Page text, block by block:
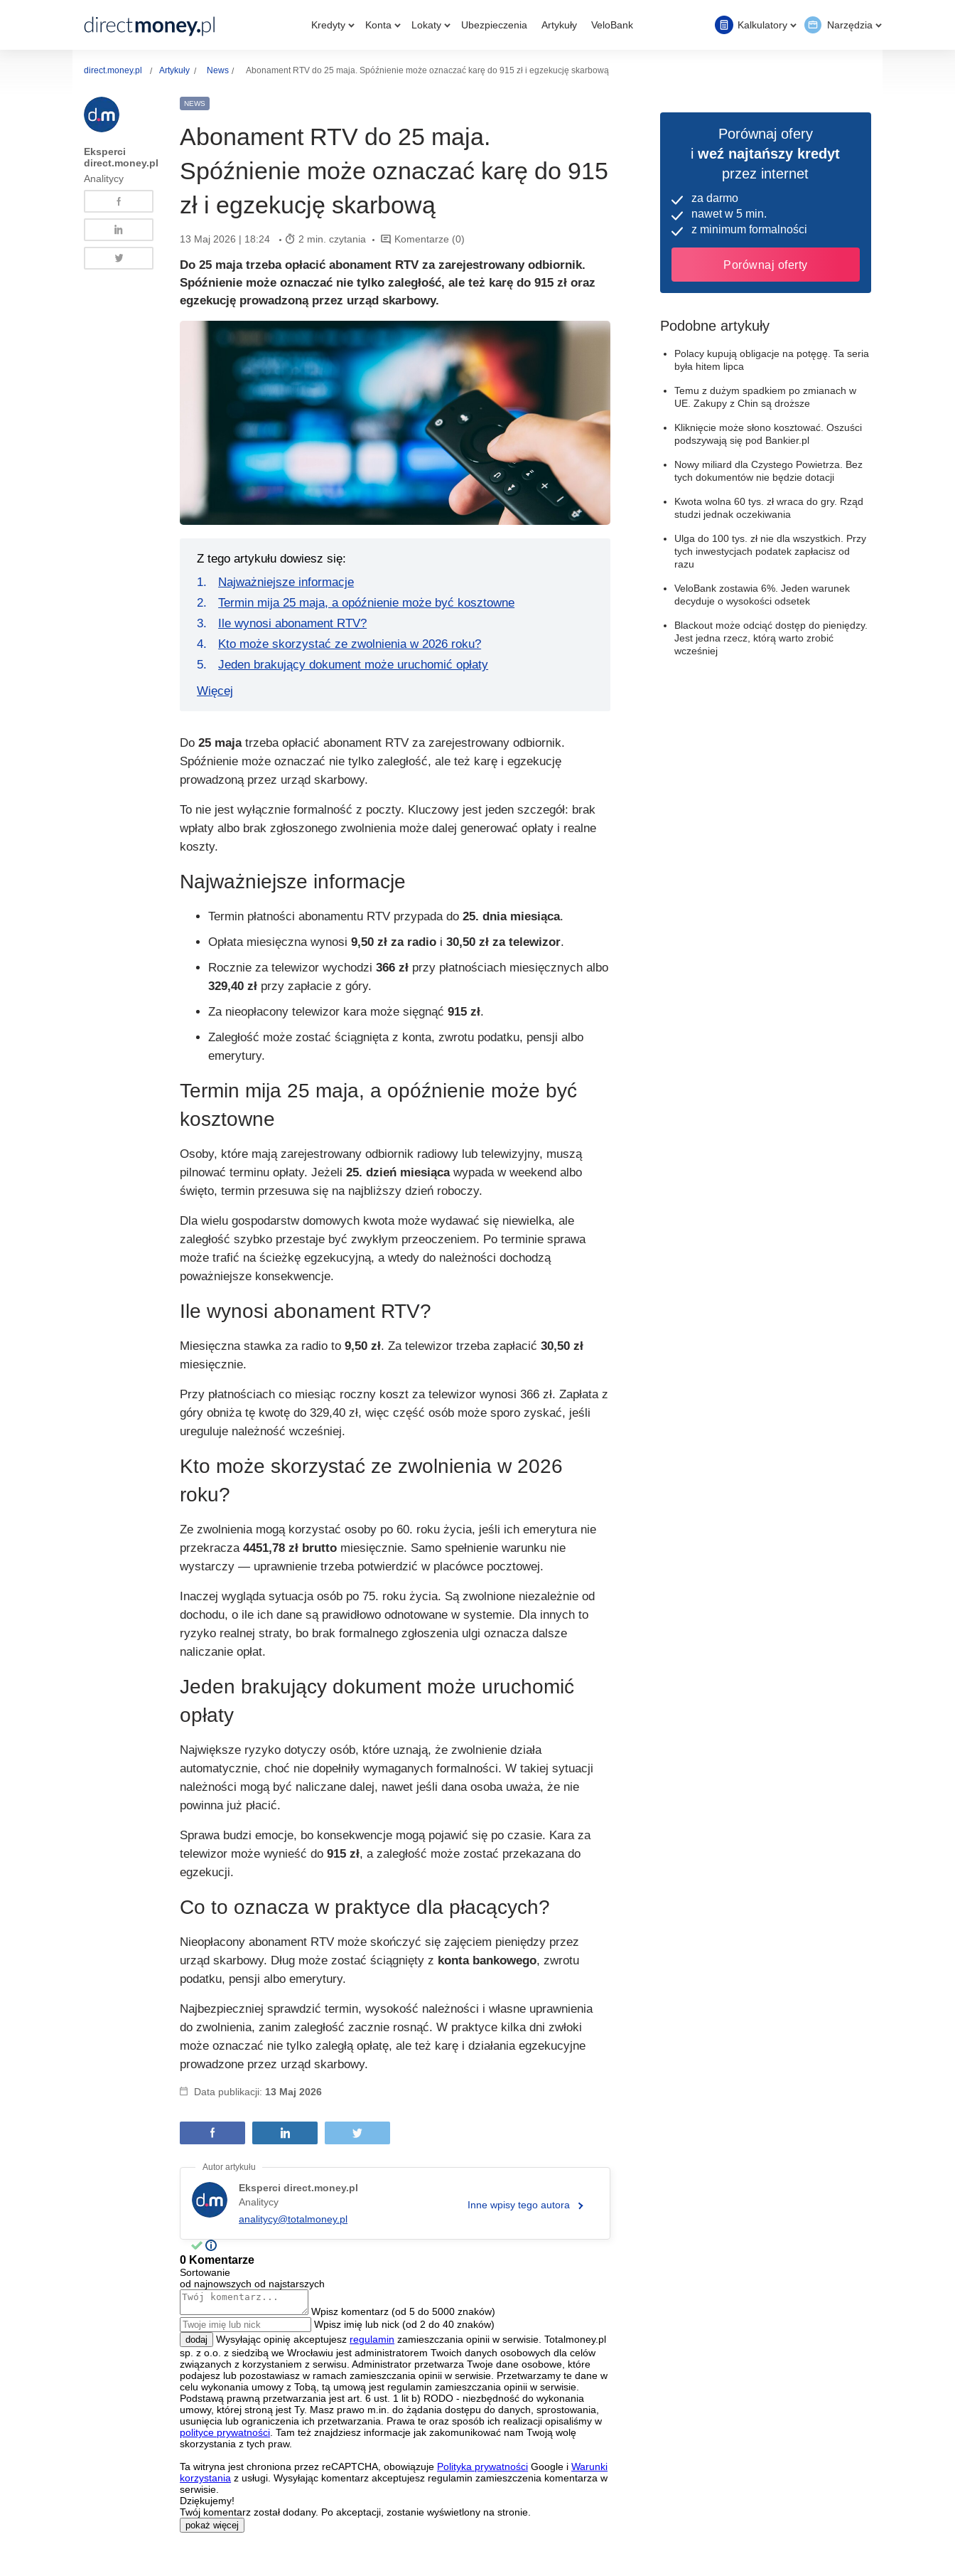
Kredyty Konta Lokaty Ubezpieczenia Artykuły VeloBank Kalkulatory Narzędzia
direct.money.pl Artykuły News Abonament RTV do 25 maja. Spóźnienie może oznaczać karę do 915 zł i egzekucję skarbową
Eksperci
direct.money.pl
Analitycy
NEWS
Abonament RTV do 25 maja.
Spóźnienie może oznaczać karę do 915
zł i egzekucję skarbową
13 Maj 2026 | 18:24 2 min. czytania Komentarze (0)
Do 25 maja trzeba opłacić abonament RTV za zarejestrowany odbiornik.
Spóźnienie może oznaczać nie tylko zaległość, ale też karę do 915 zł oraz
egzekucję prowadzoną przez urząd skarbowy.
Z tego artykułu dowiesz się:
Najważniejsze informacje
Termin mija 25 maja, a opóźnienie może być kosztowne
Ile wynosi abonament RTV?
Kto może skorzystać ze zwolnienia w 2026 roku?
Jeden brakujący dokument może uruchomić opłaty
Więcej
Do25 majatrzeba opłacić abonament RTV za zarejestrowany odbiornik.
Spóźnienie może oznaczać nie tylko zaległość, ale też karę i egzekucję
prowadzoną przez urząd skarbowy.
To nie jest wyłącznie formalność z poczty. Kluczowy jest jeden szczegół: brak
wpłaty albo brak zgłoszonego zwolnienia może dalej generować opłaty i realne
koszty.
Najważniejsze informacje
Termin płatności abonamentu RTV przypada do25. dnia miesiąca.
Opłata miesięczna wynosi9,50 zł za radio i30,50 zł za telewizor.
Rocznie za telewizor wychodzi366 zł przy płatnościach miesięcznych albo
329,40 zł przy zapłacie z góry.
Za nieopłacony telewizor kara może sięgnąć915 zł.
Zaległość może zostać ściągnięta z konta, zwrotu podatku, pensji albo
emerytury.
Termin mija 25 maja, a opóźnienie może być
kosztowne
Osoby, które mają zarejestrowany odbiornik radiowy lub telewizyjny, muszą
pilnować terminu opłaty. Jeżeli25. dzień miesiącawypada w weekend albo
święto, termin przesuwa się na najbliższy dzień roboczy.
Dla wielu gospodarstw domowych kwota może wydawać się niewielka, ale
zaległość szybko przestaje być zwykłym przeoczeniem. Po terminie sprawa
może trafić na ścieżkę egzekucyjną, a wtedy do należności dochodzą
poważniejsze konsekwencje.
Ile wynosi abonament RTV?
Miesięczna stawka za radio to9,50 zł. Za telewizor trzeba zapłacić30,50 zł
miesięcznie.
Przy płatnościach co miesiąc roczny koszt za telewizor wynosi 366 zł. Zapłata z
góry obniża tę kwotę do 329,40 zł, więc część osób może sporo zyskać, jeśli
ureguluje należność wcześniej.
Kto może skorzystać ze zwolnienia w 2026
roku?
Ze zwolnienia mogą korzystać osoby po 60. roku życia, jeśli ich emerytura nie
przekracza4451,78 zł brutto miesięcznie. Samo spełnienie warunku nie
wystarczy — uprawnienie trzeba potwierdzić w placówce pocztowej.
Inaczej wygląda sytuacja osób po 75. roku życia. Są zwolnione niezależnie od
dochodu, o ile ich dane są prawidłowo odnotowane w systemie. Dla innych to
ryzyko realnej straty, bo brak formalnego zgłoszenia ulgi oznacza dalsze
naliczanie opłat.
Jeden brakujący dokument może uruchomić
opłaty
Największe ryzyko dotyczy osób, które uznają, że zwolnienie działa
automatycznie, choć nie dopełniły wymaganych formalności. W takiej sytuacji
należności mogą być naliczane dalej, nawet jeśli dana osoba uważa, że nie
powinna już płacić.
Sprawa budzi emocje, bo konsekwencje mogą pojawić się po czasie. Kara za
telewizor może wynieść do915 zł, a zaległość może zostać przekazana do
egzekucji.
Co to oznacza w praktyce dla płacących?
Nieopłacony abonament RTV może skończyć się zajęciem pieniędzy przez
urząd skarbowy. Dług może zostać ściągnięty z konta bankowego, zwrotu
podatku, pensji albo emerytury.
Najbezpieczniej sprawdzić termin, wysokość należności i własne uprawnienia
do zwolnienia, zanim zaległość zacznie rosnąć. W praktyce kilka dni zwłoki
może oznaczać nie tylko zaległą opłatę, ale też karę i działania egzekucyjne
prowadzone przez urząd skarbowy.
Data publikacji: 13 Maj 2026
Eksperci direct.money.pl
Analitycy
analitycy@totalmoney.pl
Inne wpisy tego autora
0 Komentarze
Sortowanie
od najnowszych od najstarszych
Wpisz komentarz (od 5 do 5000 znaków)
Wpisz imię lub nick (od 2 do 40 znaków)
dodaj Wysyłając opinię akceptujesz regulamin zamieszczania opinii w serwisie. Totalmoney.pl
sp. z o.o. z siedzibą we Wrocławiu jest administratorem Twoich danych osobowych dla celów
związanych z korzystaniem z serwisu. Administrator przetwarza Twoje dane osobowe, które
podajesz lub pozostawiasz w ramach zamieszczania opinii w serwisie. Przetwarzamy te dane w
celu wykonania umowy z Tobą, tą umową jest regulamin zamieszczania opinii w serwisie.
Podstawą prawną przetwarzania jest art. 6 ust. 1 lit b) RODO - niezbędność do wykonania
umowy, której stroną jest Ty. Masz prawo m.in. do żądania dostępu do danych, sprostowania,
usunięcia lub ograniczenia ich przetwarzania. Prawa te oraz sposób ich realizacji opisaliśmy w
polityce prywatności . Tam też znajdziesz informacje jak zakomunikować nam Twoją wolę
skorzystania z tych praw.
Ta witryna jest chroniona przez reCAPTCHA, obowiązuje Polityka prywatności Google iWarunki
korzystania z usługi. Wysyłając komentarz akceptujesz regulamin zamieszczenia komentarza w
serwisie.
Dziękujemy!
Twój komentarz został dodany. Po akceptacji, zostanie wyświetlony na stronie.
pokaż więcej
Porównaj ofery
iweź najtańszy kredyt
przez internet
za darmo
nawet w 5 min.
z minimum formalności
Porównaj oferty
Podobne artykuły
Polacy kupują obligacje na potęgę. Ta seria
była hitem lipca
Temu z dużym spadkiem po zmianach w
UE. Zakupy z Chin są droższe
Kliknięcie może słono kosztować. Oszuści
podszywają się pod Bankier.pl
Nowy miliard dla Czystego Powietrza. Bez
tych dokumentów nie będzie dotacji
Kwota wolna 60 tys. zł wraca do gry. Rząd
studzi jednak oczekiwania
Ulga do 100 tys. zł nie dla wszystkich. Przy
tych inwestycjach podatek zapłacisz od
razu
VeloBank zostawia 6%. Jeden warunek
decyduje o wysokości odsetek
Blackout może odciąć dostęp do pieniędzy.
Jest jedna rzecz, którą warto zrobić
wcześniej